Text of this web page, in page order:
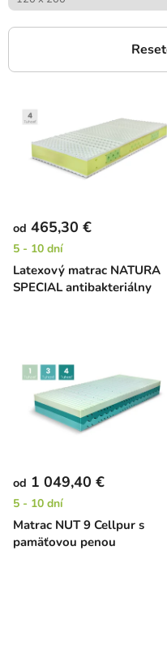
o
d
u
k
Latexový matrac NATURA
SPECIAL antibakteriálny
od 465,30 €
5 - 10 dní
Matrac NUT 9 Cellpur s
pamäťovou penou
od 1 049,40 €
5 - 10 dní